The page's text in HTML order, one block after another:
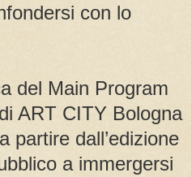
con lo
del Main Program
ART CITY Bologna
partire dall’edizione
a immergersi